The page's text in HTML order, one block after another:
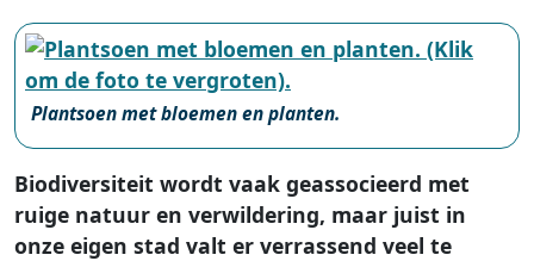
Plantsoen met bloemen en planten.
Biodiversiteit wordt vaak geassocieerd met
ruige natuur en verwildering, maar juist in
onze eigen stad valt er verrassend veel te